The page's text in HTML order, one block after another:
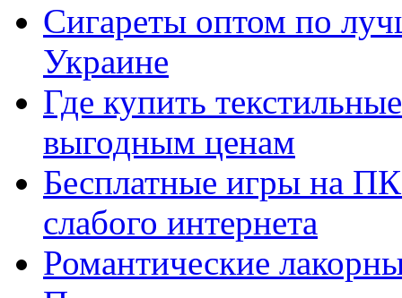
Сигареты оптом по
Украине
Где купить
выгодным ценам
Бесплатные игры на
слабого интернета
Романтические